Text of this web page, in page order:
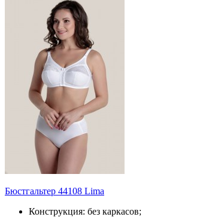
Бюстгальтер 44108 Lima
Конструкция: без каркасов;